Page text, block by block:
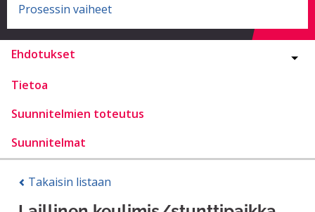
Prosessin vaiheet
Ehdotukset
Tietoa
Suunnitelmien toteutus
Suunnitelmat
Takaisin listaan